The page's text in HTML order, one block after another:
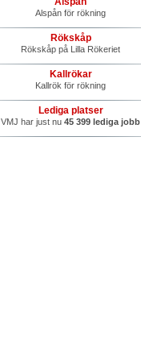
Alspån för rökning
Rökskåp
Rökskåp på Lilla Rökeriet
Kallrökar
Kallrök för rökning
Lediga platser
VMJ har just nu45 399 lediga jobb